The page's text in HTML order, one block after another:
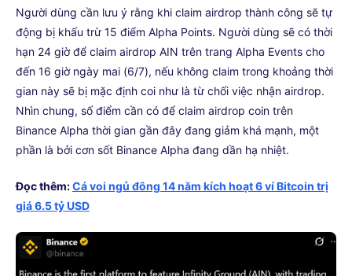
Người dùng cần lưu ý rằng khi claim airdrop thành công sẽ tự
động bị khấu trừ 15 điểm Alpha Points. Người dùng sẽ có thời
hạn 24 giờ để claim airdrop AIN trên trang Alpha Events cho
đến 16 giờ ngày mai (6/7), nếu không claim trong khoảng thời
gian này sẽ bị mặc định coi như là từ chối việc nhận airdrop.
Nhìn chung, số điểm cần có để claim airdrop coin trên
Binance Alpha thời gian gần đây đang giảm khá mạnh, một
phần là bởi cơn sốt Binance Alpha đang dần hạ nhiệt.
Đọc thêm:Cá voi ngủ đông 14 năm kích hoạt 6 ví Bitcoin trị
giá 6.5 tỷ USD